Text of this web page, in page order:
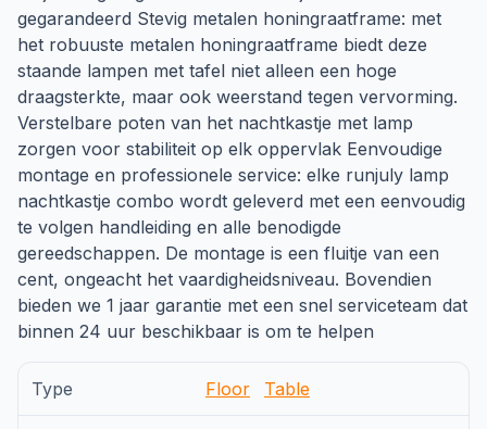
gegarandeerd Stevig metalen honingraatframe: met
het robuuste metalen honingraatframe biedt deze
staande lampen met tafel niet alleen een hoge
draagsterkte, maar ook weerstand tegen vervorming.
Verstelbare poten van het nachtkastje met lamp
zorgen voor stabiliteit op elk oppervlak Eenvoudige
montage en professionele service: elke runjuly lamp
nachtkastje combo wordt geleverd met een eenvoudig
te volgen handleiding en alle benodigde
gereedschappen. De montage is een fluitje van een
cent, ongeacht het vaardigheidsniveau. Bovendien
bieden we 1 jaar garantie met een snel serviceteam dat
binnen 24 uur beschikbaar is om te helpen
Type Floor Table